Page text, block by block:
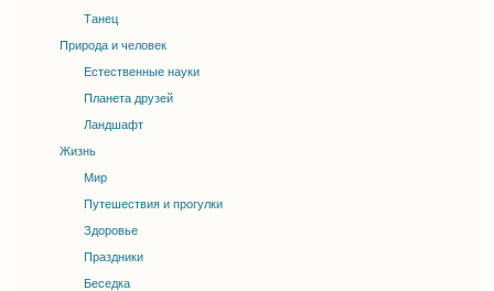
Танец
Природа и человек
Естественные науки
Планета друзей
Ландшафт
Жизнь
Мир
Путешествия и прогулки
Здоровье
Праздники
Беседка